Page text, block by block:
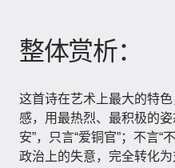
整体赏析：
这首诗在艺术上最大的特
感，用最热烈、最积极的
安”，只言“爱铜官”；不言“
政治上的失意，完全转化